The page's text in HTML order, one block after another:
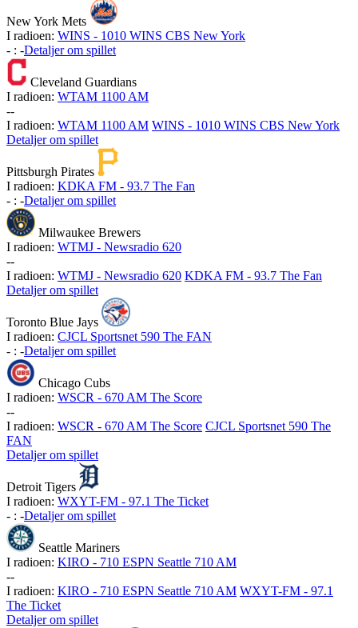
New York Mets
I radioen: WINS - 1010 WINS CBS New York
- : -Detaljer om spillet
Cleveland Guardians
I radioen: WTAM 1100 AM
--
I radioen: WTAM 1100 AM WINS - 1010 WINS CBS New York
Detaljer om spillet
Pittsburgh Pirates
I radioen: KDKA FM - 93.7 The Fan
- : -Detaljer om spillet
Milwaukee Brewers
I radioen: WTMJ - Newsradio 620
--
I radioen: WTMJ - Newsradio 620 KDKA FM - 93.7 The Fan
Detaljer om spillet
Toronto Blue Jays
I radioen: CJCL Sportsnet 590 The FAN
- : -Detaljer om spillet
Chicago Cubs
I radioen: WSCR - 670 AM The Score
--
I radioen: WSCR - 670 AM The Score CJCL Sportsnet 590 The
FAN
Detaljer om spillet
Detroit Tigers
I radioen: WXYT-FM - 97.1 The Ticket
- : -Detaljer om spillet
Seattle Mariners
I radioen: KIRO - 710 ESPN Seattle 710 AM
--
I radioen: KIRO - 710 ESPN Seattle 710 AM WXYT-FM - 97.1
The Ticket
Detaljer om spillet